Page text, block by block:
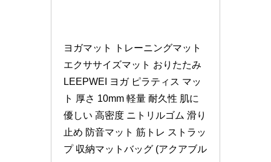
ヨガマット トレーニングマット
エクササイズマット おりたたみ
LEEPWEI ヨガ ピラティス マッ
ト 厚さ 10mm 軽量 耐久性 肌に
優しい 高密度 ニトリルゴム 滑り
止め 防音マット 筋トレ ストラッ
プ 収納マットバッグ (アクアブル